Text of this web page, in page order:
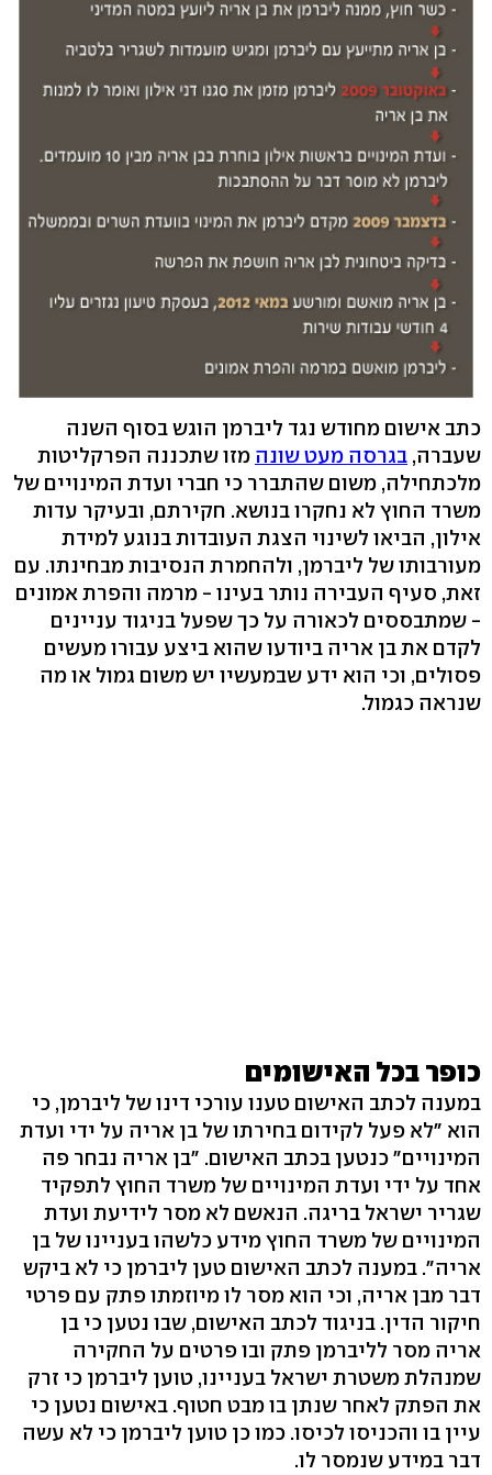
כתב אישום מחודש נגד ליברמן הוגש בסוף השנה
שעברה, בגרסה מעט שונה מזו שתכננה הפרקליטות
מלכתחילה, משום שהתברר כי חברי ועדת המינויים של
משרד החוץ לא נחקרו בנושא. חקירתם, ובעיקר עדות
אילון, הביאו לשינוי הצגת העובדות בנוגע למידת
מעורבותו של ליברמן, ולהחמרת הנסיבות מבחינתו. עם
זאת, סעיף העבירה נותר בעינו - מרמה והפרת אמונים
- שמתבססים לכאורה על כך שפעל בניגוד עניינים
לקדם את בן אריה ביודעו שהוא ביצע עבורו מעשים
פסולים, וכי הוא ידע שבמעשיו יש משום גמול או מה
שנראה כגמול.
כופר בכל האישומים
במענה לכתב האישום טענו עורכי דינו של ליברמן, כי
הוא "לא פעל לקידום בחירתו של בן אריה על ידי ועדת
המינויים" כנטען בכתב האישום. "בן אריה נבחר פה
אחד על ידי ועדת המינויים של משרד החוץ לתפקיד
שגריר ישראל בריגה. הנאשם לא מסר לידיעת ועדת
המינויים של משרד החוץ מידע כלשהו בעניינו של בן
אריה". במענה לכתב האישום טען ליברמן כי לא ביקש
דבר מבן אריה, וכי הוא מסר לו מיוזמתו פתק עם פרטי
חיקור הדין. בניגוד לכתב האישום, שבו נטען כי בן
אריה מסר לליברמן פתק ובו פרטים על החקירה
שמנהלת משטרת ישראל בעניינו, טוען ליברמן כי זרק
את הפתק לאחר שנתן בו מבט חטוף. באישום נטען כי
עיין בו והכניסו לכיסו. כמו כן טוען ליברמן כי לא עשה
דבר במידע שנמסר לו.